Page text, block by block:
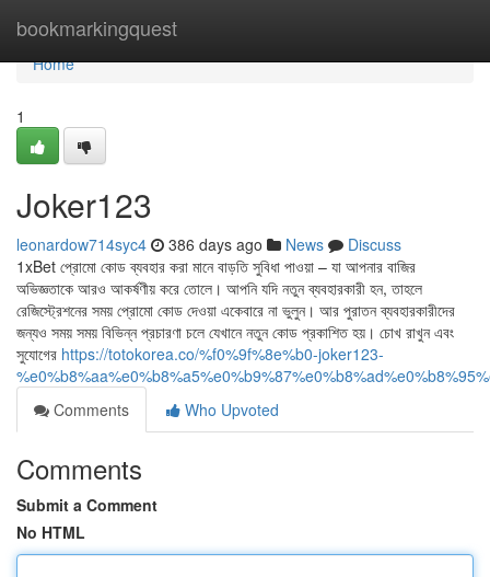
bookmarkingquest
Home
Home
1
Joker123
leonardow714syc4 386 days ago News
Discuss
1xBet প্রোমো কোড ব্যবহার করা মানে বাড়তি সুবিধা পাওয়া – যা আপনার বাজির
অভিজ্ঞতাকে আরও আকর্ষণীয় করে তোলে। আপনি যদি নতুন ব্যবহারকারী হন, তাহলে
রেজিস্ট্রেশনের সময় প্রোমো কোড দেওয়া একেবারে না ভুলুন। আর পুরাতন ব্যবহারকারীদের
জন্যও সময় সময় বিভিন্ন প্রচারণা চলে যেখানে নতুন কোড প্রকাশিত হয়। চোখ রাখুন এবং
সুযোগের https://totokorea.co/%f0%9f%8e%b0-joker123-
Comments
Who Upvoted
Comments
Submit a Comment
No HTML